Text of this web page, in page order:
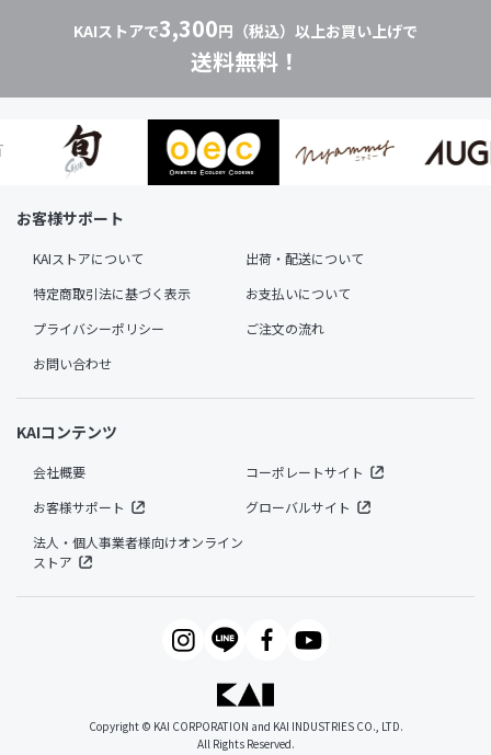
KAIストアで3,300円（税込）以上お買い上げで
送料無料！
お客様サポート
KAIストアについて
出荷・配送について
特定商取引法に基づく表示
お支払いについて
プライバシーポリシー
ご注文の流れ
お問い合わせ
KAIコンテンツ
会社概要
コーポレートサイト
お客様サポート
グローバルサイト
法人・個人事業者様向けオンライン
ストア
Copyright © KAI CORPORATION and KAI INDUSTRIES CO., LTD.
All Rights Reserved.